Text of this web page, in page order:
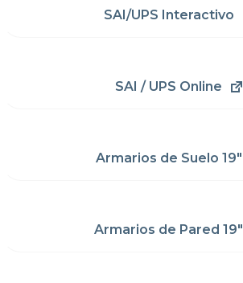
SAI/UPS Interactivo
SAI / UPS Online
Armarios de Suelo 19"
Armarios de Pared 19"